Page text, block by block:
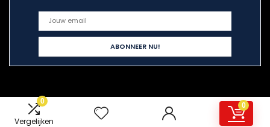
0
Vergelijken
0
Snelle links